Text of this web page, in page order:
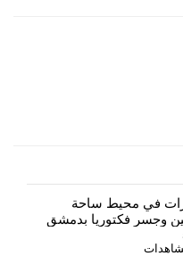
في محيط ساحة
وجسر فكتوريا بدمشق